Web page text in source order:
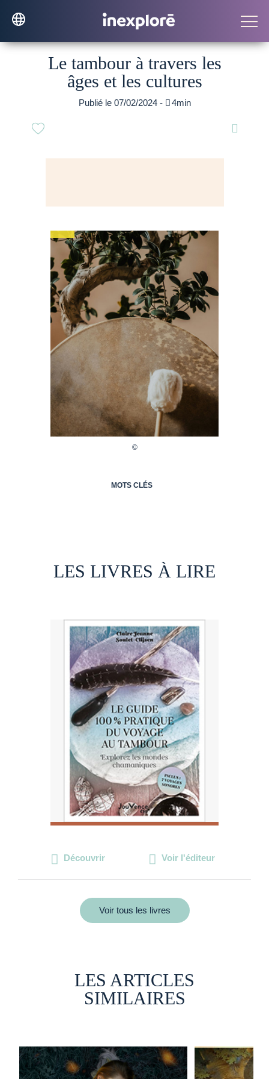
Le tambour à travers les
âges et les cultures
Publié le 07/02/2024 - 4min

MOTS CLÉS
LES LIVRES À LIRE
Découvrir Voir l'éditeur
Voir tous les livres
LES ARTICLES
SIMILAIRES